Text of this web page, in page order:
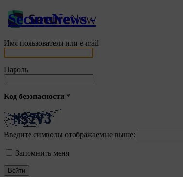
SecureNews -
Имя пользователя или e-mail
Пароль
Код безопасности *
Введите символы отображаемые выше:
Запомнить меня